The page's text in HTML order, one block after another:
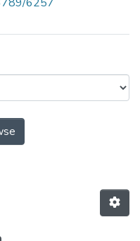
"004.7"